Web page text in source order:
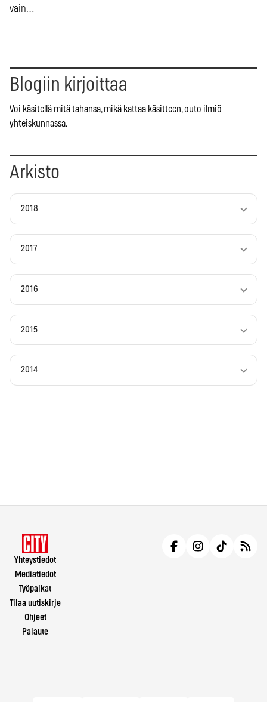
vain…
Blogiin kirjoittaa
Voi käsitellä mitä tahansa, mikä kattaa käsitteen, outo ilmiö
yhteiskunnassa.
Arkisto
2018
2017
2016
2015
2014
Yhteystiedot
Mediatiedot
Työpaikat
Tilaa uutiskirje
Ohjeet
Palaute